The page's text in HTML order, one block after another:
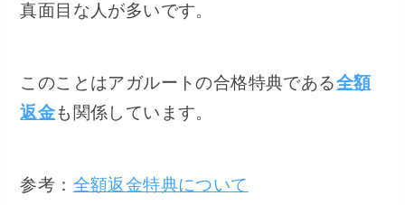
真面目な人が多いです。
このことはアガルートの合格特典である全額
返金も関係しています。
参考： 全額返金特典について